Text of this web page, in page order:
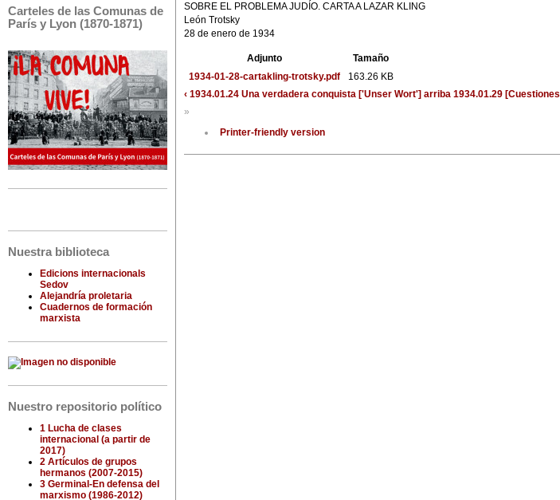
Carteles de las Comunas de
París y Lyon (1870-1871)
Nuestra biblioteca
Edicions internacionals
Sedov
Alejandría proletaria
Cuadernos de formación
marxista
Nuestro repositorio político
1 Lucha de clases
internacional (a partir de
2017)
2 Artículos de grupos
hermanos (2007-2015)
3 Germinal-En defensa del
marxismo (1986-2012)
SOBRE EL PROBLEMA JUDÍO. CARTA A LAZAR KLING
León Trotsky
28 de enero de 1934
Adjunto
Tamaño
1934-01-28-cartakling-trotsky.pdf
163.26 KB
‹ 1934.01.24 Una verdadera conquista ['Unser Wort'] arriba 1934.01.29
»
Printer-friendly version